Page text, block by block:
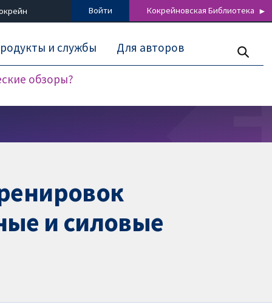
Войти Кокрейновская Библиотека
обзоры?
и службы Для авторов
и силовые